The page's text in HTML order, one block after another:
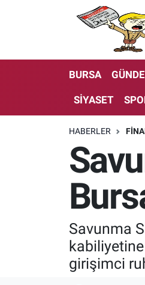
BURSA
SİYASET
HABERLER
Savunma
girişimci